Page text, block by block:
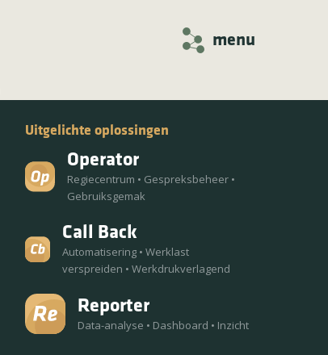
menu
Uitgelichte oplossingen
Operator
Regiecentrum • Gespreksbeheer •
Gebruiksgemak
Call Back
Automatisering •Werklast
verspreiden •Werkdrukverlagend
Reporter
Data-analyse • Dashboard • Inzicht